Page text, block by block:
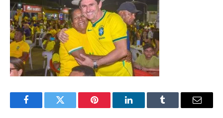
FacebookTwitter Pinterest LinkedInTumblr Email